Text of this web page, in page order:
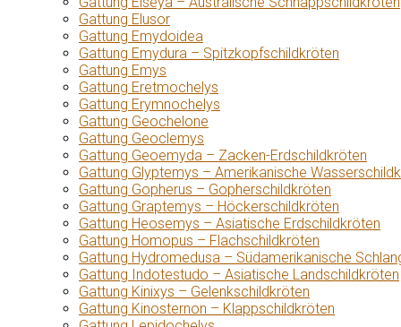
Gattung Elusor
Gattung Emydoidea
Gattung Emydura – Spitzkopfschildkröten
Gattung Emys
Gattung Eretmochelys
Gattung Erymnochelys
Gattung Geochelone
Gattung Geoclemys
Gattung Geoemyda – Zacken-Erdschildkröten
Gattung Glyptemys – Amerikanische
Gattung Gopherus – Gopherschildkröten
Gattung Graptemys – Höckerschildkröten
Gattung Heosemys – Asiatische Erdschildkröten
Gattung Homopus – Flachschildkröten
Gattung Hydromedusa – Südamerikanische
Gattung Indotestudo – Asiatische Landschildkröten
Gattung Kinixys – Gelenkschildkröten
Gattung Kinosternon – Klappschildkröten